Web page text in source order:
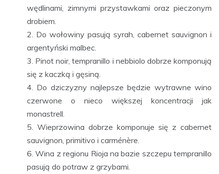
wędlinami, zimnymi przystawkami oraz pieczonym
drobiem.
Do wołowiny pasują syrah, cabernet sauvignon i
argentyński malbec.
Pinot noir, tempranillo i nebbiolo dobrze komponują
się z kaczką i gęsiną.
Do dziczyzny najlepsze będzie wytrawne wino
czerwone o nieco większej koncentracji jak
monastrell.
Wieprzowina dobrze komponuje się z cabernet
sauvignon, primitivo i carménère.
Wina z regionu Rioja na bazie szczepu tempranillo
pasują do potraw z grzybami.